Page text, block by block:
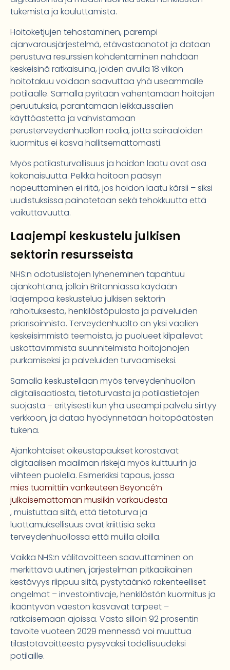
tukemista ja kouluttamista.
Hoitoketjujen tehostaminen, parempi
ajanvarausjärjestelmä, etävastaanotot ja dataan
perustuva resurssien kohdentaminen nähdään
keskeisinä ratkaisuina, joiden avulla 18 viikon
hoitotakuu voidaan saavuttaa yhä useammalle
potilaalle. Samalla pyritään vähentämään hoitojen
peruutuksia, parantamaan leikkaussalien
käyttöastetta ja vahvistamaan
perusterveydenhuollon roolia, jotta sairaaloiden
kuormitus ei kasva hallitsemattomasti.
Myös potilasturvallisuus ja hoidon laatu ovat osa
kokonaisuutta. Pelkkä hoitoon pääsyn
nopeuttaminen ei riitä, jos hoidon laatu kärsii – siksi
uudistuksissa painotetaan sekä tehokkuutta että
vaikuttavuutta.
Laajempi keskustelu julkisen
sektorin resursseista
NHS:n odotuslistojen lyheneminen tapahtuu
ajankohtana, jolloin Britanniassa käydään
laajempaa keskustelua julkisen sektorin
rahoituksesta, henkilöstöpulasta ja palveluiden
priorisoinnista. Terveydenhuolto on yksi vaalien
keskeisimmistä teemoista, ja puolueet kilpailevat
uskottavimmista suunnitelmista hoitojonojen
purkamiseksi ja palveluiden turvaamiseksi.
Samalla keskustellaan myös terveydenhuollon
digitalisaatiosta, tietoturvasta ja potilastietojen
suojasta – erityisesti kun yhä useampi palvelu siirtyy
verkkoon, ja dataa hyödynnetään hoitopäätösten
tukena.
Ajankohtaiset oikeustapaukset korostavat
digitaalisen maailman riskejä myös kulttuurin ja
viihteen puolella. Esimerkiksi tapaus, jossa
mies tuomittiin vankeuteen Beyoncé’n
julkaisemattoman musiikin varkaudesta
, muistuttaa siitä, että tietoturva ja
luottamuksellisuus ovat kriittisiä sekä
terveydenhuollossa että muilla aloilla.
Vaikka NHS:n välitavoitteen saavuttaminen on
merkittävä uutinen, järjestelmän pitkäaikainen
kestävyys riippuu siitä, pystytäänkö rakenteelliset
ongelmat – investointivaje, henkilöstön kuormitus ja
ikääntyvän väestön kasvavat tarpeet –
ratkaisemaan ajoissa. Vasta silloin 92 prosentin
tavoite vuoteen 2029 mennessä voi muuttua
tilastotavoitteesta pysyväksi todellisuudeksi
potilaille.